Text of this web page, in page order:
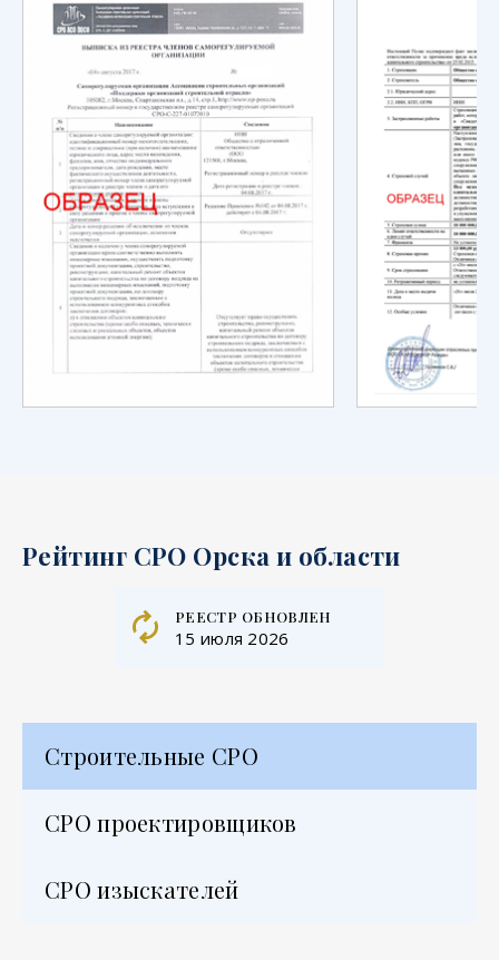
Рейтинг СРО Орска и области
реестр обновлен
15 июля 2026
Строительные СРО
СРО проектировщиков
СРО изыскателей